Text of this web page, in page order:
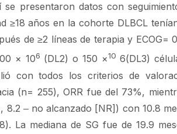
presentaron datos con
≥18 años en la cohorte DLBCL
de ≥2 líneas de terapia y ECOG=
× 106 (DL2) o 150 ×10 6(DL3)
con todos los criterios de
(n= 255), ORR fue del 73%,
8.2 ‒ no alcanzado [NR]) con 10.8
La mediana de SG fue de 19.9